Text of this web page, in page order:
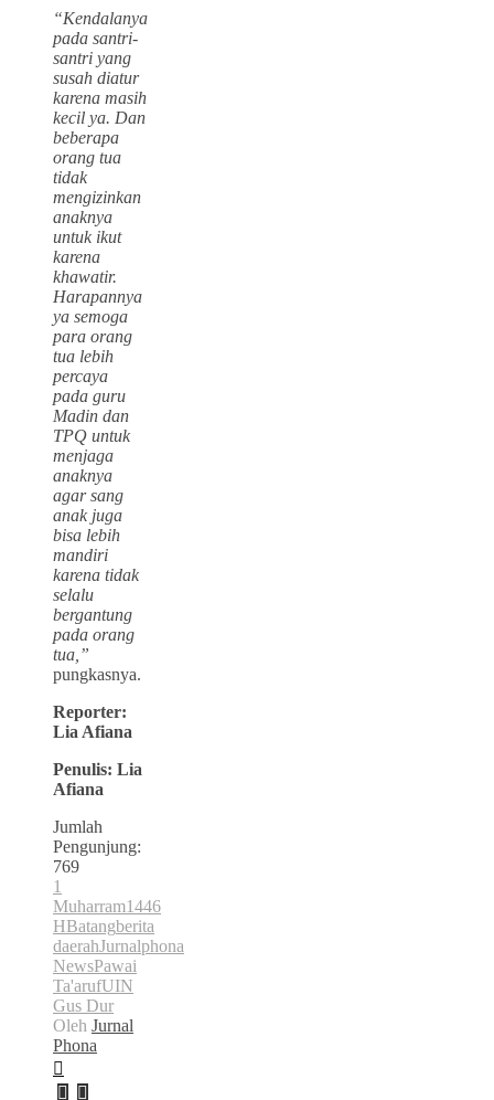
“Kendalanya
pada santri-
santri yang
susah diatur
karena masih
kecil ya. Dan
beberapa
orang tua
tidak
mengizinkan
anaknya
untuk ikut
karena
khawatir.
Harapannya
ya semoga
para orang
tua lebih
percaya
pada guru
Madin dan
TPQ untuk
menjaga
anaknya
agar sang
anak juga
bisa lebih
mandiri
karena tidak
selalu
bergantung
pada orang
tua,”
pungkasnya.
Reporter:
Lia Afiana
Penulis: Lia
Afiana
Jumlah
Pengunjung:
769
1
Muharram1446
HBatangberita
daerahJurnalphona
NewsPawai
Ta'arufUIN
Gus Dur
Oleh Jurnal
Phona